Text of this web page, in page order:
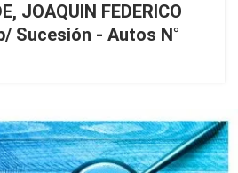
JOAQUIN FEDERICO
Sucesión - Autos N°